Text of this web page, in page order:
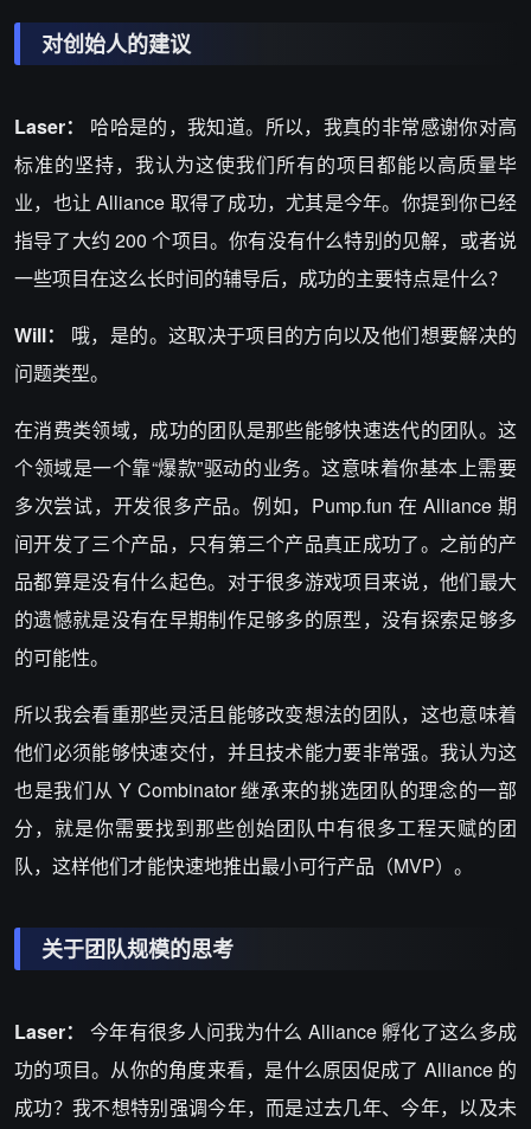
对创始人的建议
Laser：
哈哈是的，我知道。所以，我真的非常感谢你对高
标准的坚持，我认为这使我们所有的项目都能以高质量毕
业，也让 Alliance 取得了成功，尤其是今年。你提到你已经
指导了大约 200 个项目。你有没有什么特别的见解，或者说
一些项目在这么长时间的辅导后，成功的主要特点是什么？
Will： 哦，是的。这取决于项目的方向以及他们想要解决的
问题类型。
在消费类领域，成功的团队是那些能够快速迭代的团队。这
个领域是一个靠“爆款”驱动的业务。这意味着你基本上需要
多次尝试，开发很多产品。例如，Pump.fun 在 Alliance 期
间开发了三个产品，只有第三个产品真正成功了。之前的产
品都算是没有什么起色。对于很多游戏项目来说，他们最大
的遗憾就是没有在早期制作足够多的原型，没有探索足够多
的可能性。
所以我会看重那些灵活且能够改变想法的团队，这也意味着
他们必须能够快速交付，并且技术能力要非常强。我认为这
也是我们从 Y Combinator 继承来的挑选团队的理念的一部
分，就是你需要找到那些创始团队中有很多工程天赋的团
队，这样他们才能快速地推出最小可行产品（MVP）。
关于团队规模的思考
Laser：
今年有很多人问我为什么 Alliance 孵化了这么多成
功的项目。从你的角度来看，是什么原因促成了 Alliance 的
成功？我不想特别强调今年，而是过去几年、今年，以及未